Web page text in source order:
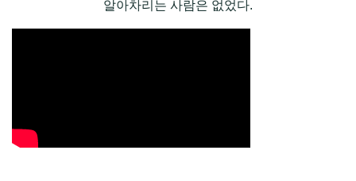
알아차리는 사람은 없었다.